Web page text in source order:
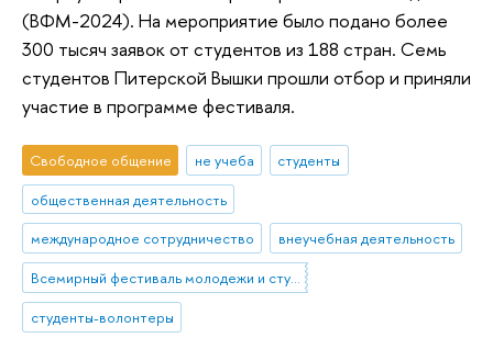
(ВФМ-2024). На мероприятие было подано более
300 тысяч заявок от студентов из 188 стран. Семь
студентов Питерской Вышки прошли отбор и приняли
участие в программе фестиваля.
Свободное общение не учеба
студенты
общественная деятельность
международное сотрудничество
внеучебная деятельность
Всемирный фестиваль молодежи и студентов
студенты-волонтеры